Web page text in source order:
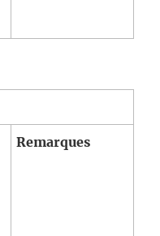
Remarques